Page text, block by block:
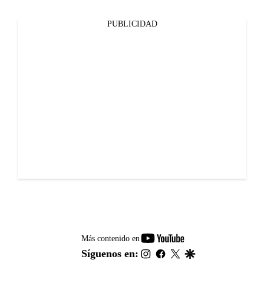
PUBLICIDAD
Más contenido en
youtube-
footer
Síguenos en: instagram
facebook
twitter